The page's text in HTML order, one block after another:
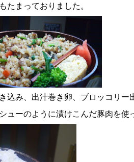
たまっておりました。
込み、出汁巻き卵、ブロッコリー
ューのように漬けこんだ豚肉を使